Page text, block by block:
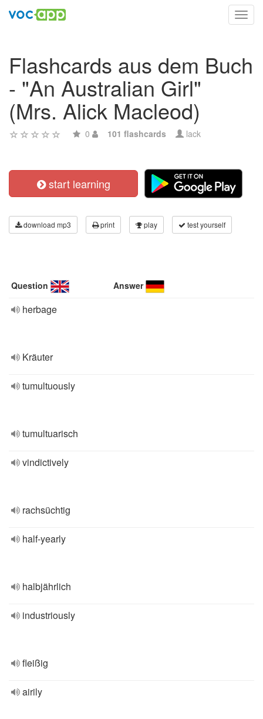
Flashcards aus dem Buch
- "An Australian Girl"
(Mrs. Alick Macleod)
0 101 flashcards lack
start learning
download mp3 print play test yourself
Question Answer
herbage
Kräuter
tumultuously
tumultuarisch
vindictively
rachsüchtig
half-yearly
halbjährlich
industriously
fleißig
airily